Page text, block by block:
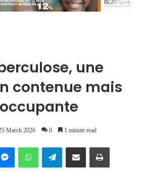
une
contenue mais
March 2026 0 1 minute read
MessengerWhatsAppTelegramShare via Email Print